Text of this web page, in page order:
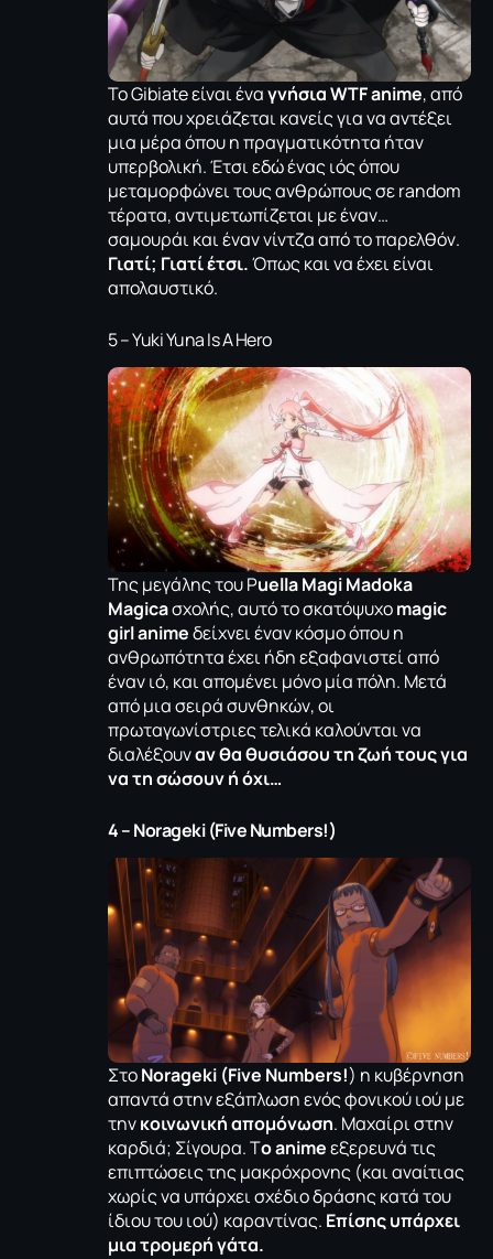
Το Gibiate είναι έναγνήσια WTF anime, από
αυτά που χρειάζεται κανείς για να αντέξει
μια μέρα όπου η πραγματικότητα ήταν
υπερβολική. Έτσι εδώ ένας ιός όπου
μεταμορφώνει τους ανθρώπους σε random
τέρατα, αντιμετωπίζεται με έναν…
σαμουράι και έναν νίντζα από το παρελθόν.
Γιατί; Γιατί έτσι.Όπως και να έχει είναι
απολαυστικό.
5 – Yuki Yuna Is A Hero
Της μεγάλης του Puella Magi Madoka
Magicaσχολής, αυτό το σκατόψυχοmagic
girl animeδείχνει έναν κόσμο όπου η
ανθρωπότητα έχει ήδη εξαφανιστεί από
έναν ιό, και απομένει μόνο μία πόλη. Μετά
από μια σειρά συνθηκών, οι
πρωταγωνίστριες τελικά καλούνται να
διαλέξουναν θα θυσιάσου τη ζωή τους για
να τη σώσουν ή όχι…
4 – Norageki (Five Numbers!)
ΣτοNorageki (Five Numbers!) η κυβέρνηση
απαντά στην εξάπλωση ενός φονικού ιού με
τηνκοινωνική απομόνωση. Μαχαίρι στην
καρδιά; Σίγουρα. Το animeεξερευνά τις
επιπτώσεις της μακρόχρονης (και αναίτιας
χωρίς να υπάρχει σχέδιο δράσης κατά του
ίδιου του ιού) καραντίνας. Επίσης υπάρχει
μια τρομερή γάτα.